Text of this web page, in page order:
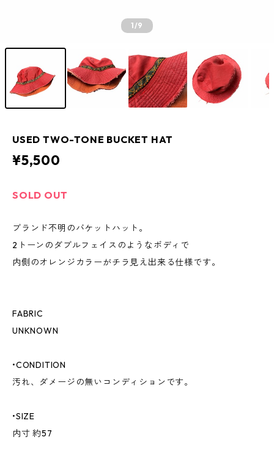
1/9
USED TWO-TONE BUCKET HAT
¥5,500
SOLD OUT
ブランド不明のバケットハット。
2トーンのダブルフェイスのようなボディで
内側のオレンジカラーがチラ見え出来る仕様です。
FABRIC
UNKNOWN
•CONDITION
汚れ、ダメージの無いコンディションです。
•SIZE
内寸 約57